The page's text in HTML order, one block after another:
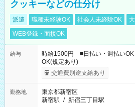
クッキーなどの仕分け
派遣 職種未経験OK 社会人未経験OK
WEB登録・面接OK
給与
時給1500円 ■日払い・週払い
OK(規定あり)
交通費別途支給あり
勤務地
東京都新宿区
新宿駅 / 新宿三丁目駅